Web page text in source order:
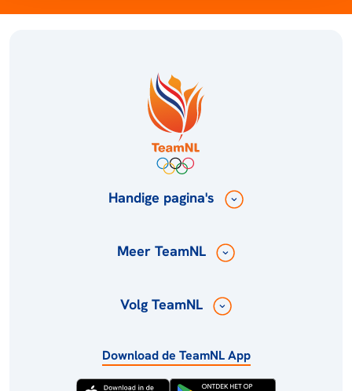
Handige pagina's
Meer TeamNL
Volg TeamNL
Download de TeamNL App